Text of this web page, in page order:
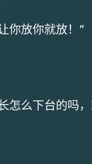
你放你就放！”
怎么下台的吗